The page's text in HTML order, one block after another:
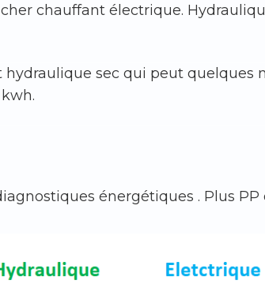
chauffant électrique.
sec qui peut quelques
énergétiques . Plus PP